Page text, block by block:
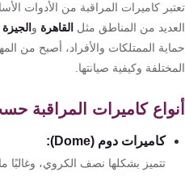
كاميرات المراقبة من الأدوات
من المناطق مثلالقاهرةو الجيزةو
الممتلكات والأفراد، أصبح من
وكيفية صيانتها.
كاميرات المراقبة
كاميرات دوم (Dome):
تتميز بشكلها نصف الكروي، وغالبًا